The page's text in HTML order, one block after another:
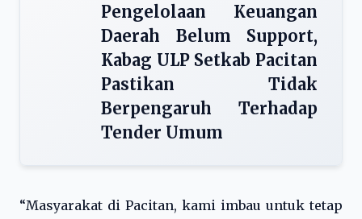
Pengelolaan Keuangan
Daerah Belum Support,
Kabag ULP Setkab Pacitan
Pastikan Tidak
Berpengaruh Terhadap
Tender Umum
“Masyarakat di Pacitan, kami imbau untuk tetap